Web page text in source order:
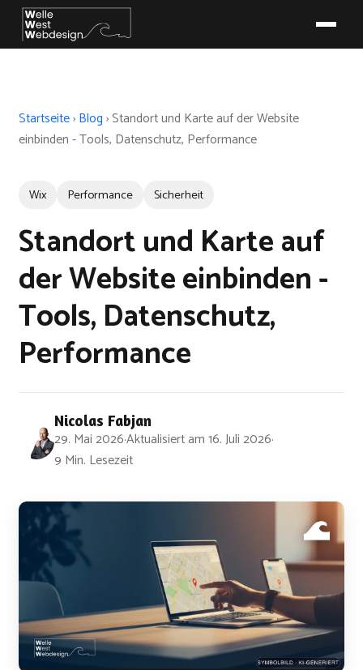
Startseite› Blog ›Standort und Karte auf der Website
einbinden - Tools, Datenschutz, Performance
Wix Performance Sicherheit
Standort und Karte auf
der Website einbinden -
Tools, Datenschutz,
Performance
Nicolas Fabjan
29. Mai 2026·Aktualisiert am16. Juli 2026·
9 Min. Lesezeit